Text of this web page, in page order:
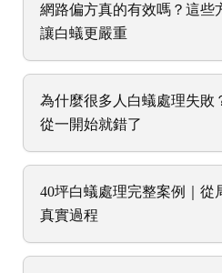
網路偏方真的有效嗎？這些
讓白蟻更嚴重
為什麼很多人白蟻處理失敗
從一開始就錯了
40坪白蟻處理完整案例｜從
真實過程